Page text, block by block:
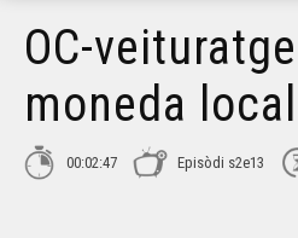
OC-veituratge - Bola de
OC-
moneda
00:02:47 Episòdi s2e13